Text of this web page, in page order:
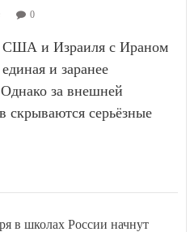
0
США и Израиля с Ираном
и заранее
за внешней
скрываются серьёзные
в школах России начнут